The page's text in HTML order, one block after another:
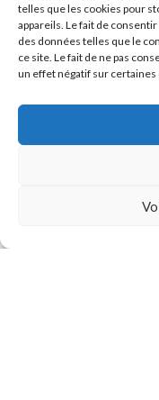
telles que les cookies pour
appareils. Le fait de
des données telles que le
ce site. Le fait de ne pas
un effet négatif sur
Perma Blend Luxe